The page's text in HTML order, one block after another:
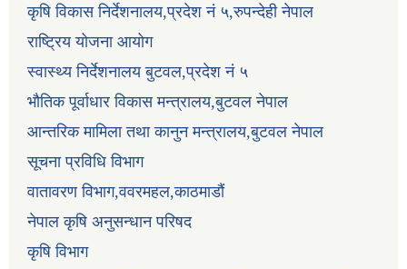
कृषि विकास निर्देशनालय,प्रदेश नं ५,रुपन्देही नेपाल
राष्ट्रिय योजना आयोग
स्वास्थ्य निर्देशनालय बुटवल,प्रदेश नं ५
भौतिक पूर्वाधार विकास मन्त्रालय,बुटवल नेपाल
आन्तरिक मामिला तथा कानुन मन्त्रालय,बुटवल नेपाल
सूचना प्रविधि विभाग
वातावरण विभाग,ववरमहल,काठमाडौं
नेपाल कृषि अनुसन्धान परिषद
कृषि विभाग